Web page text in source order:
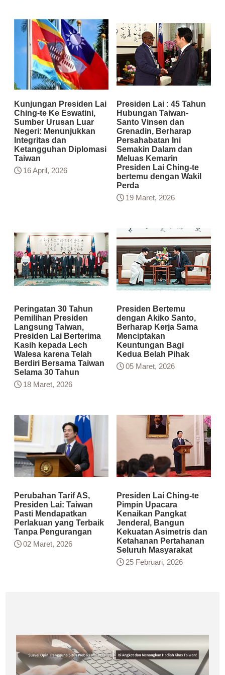
Kunjungan Presiden Lai
Ching-te Ke Eswatini,
Sumber Urusan Luar
Negeri: Menunjukkan
Integritas dan
Ketangguhan Diplomasi
Taiwan
16 April, 2026
Presiden Lai : 45 Tahun
Hubungan Taiwan-
Santo Vinsen dan
Grenadin, Berharap
Persahabatan Ini
Semakin Dalam dan
Meluas Kemarin
Presiden Lai Ching-te
bertemu dengan Wakil
Perda
19 Maret, 2026
Peringatan 30 Tahun
Pemilihan Presiden
Langsung Taiwan,
Presiden Lai Berterima
Kasih kepada Lech
Walesa karena Telah
Berdiri Bersama Taiwan
Selama 30 Tahun
18 Maret, 2026
Presiden Bertemu
dengan Akiko Santo,
Berharap Kerja Sama
Menciptakan
Keuntungan Bagi
Kedua Belah Pihak
05 Maret, 2026
Perubahan Tarif AS,
Presiden Lai: Taiwan
Pasti Mendapatkan
Perlakuan yang Terbaik
Tanpa Pengurangan
02 Maret, 2026
Presiden Lai Ching-te
Pimpin Upacara
Kenaikan Pangkat
Jenderal, Bangun
Kekuatan Asimetris dan
Ketahanan Pertahanan
Seluruh Masyarakat
25 Februari, 2026